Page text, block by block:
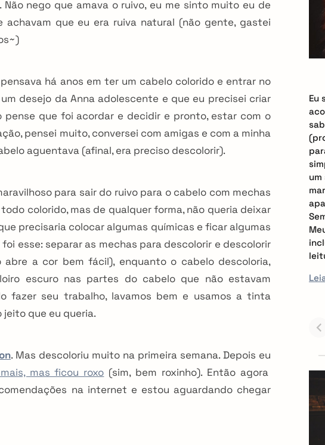
nego que amava o ruivo, eu me sinto muito eu de
achavam que eu era ruiva natural (não gente, gastei
há anos em ter um cabelo colorido e entrar no
desejo da Anna adolescente e que eu precisei criar
pense que foi acordar e decidir e pronto, estar com o
pensei muito, conversei com amigas e com a minha
aguentava (afinal, era preciso descolorir).
para sair do ruivo para o cabelo com mechas
colorido, mas de qualquer forma, não queria deixar
precisaria colocar algumas químicas e ficar algumas
esse: separar as mechas para descolorir e descolorir
abre a cor bem fácil), enquanto o cabelo descoloria,
escuro nas partes do cabelo que não estavam
fazer seu trabalho, lavamos bem e usamos a tinta
que eu queria.
. Mas descoloriu muito na primeira semana. Depois eu
mas ficou roxo (sim, bem roxinho). Então agora
na internet e estou aguardando chegar
e
b
a
r
Eu
um